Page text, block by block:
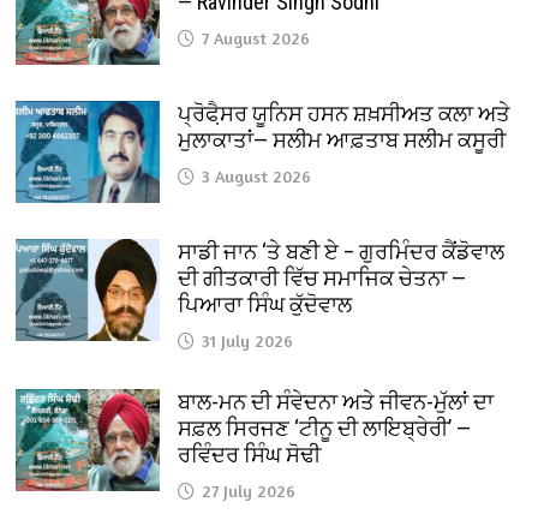
7 August 2026
ਪ੍ਰੋਫੈ਼ਸਰ ਯੂਨਿਸ ਹਸਨ ਸ਼ਖ਼ਸੀਅਤ ਕਲਾ ਅਤੇ
ਮੁਲਾਕਾਤਾਂ— ਸਲੀਮ ਆਫ਼ਤਾਬ ਸਲੀਮ ਕਸੂਰੀ
3 August 2026
ਸਾਡੀ ਜਾਨ ‘ਤੇ ਬਣੀ ਏ – ਗੁਰਮਿੰਦਰ ਕੈਂਡੋਵਾਲ
ਦੀ ਗੀਤਕਾਰੀ ਵਿੱਚ ਸਮਾਜਿਕ ਚੇਤਨਾ —
ਪਿਆਰਾ ਸਿੰਘ ਕੁੱਦੋਵਾਲ
31 July 2026
ਬਾਲ-ਮਨ ਦੀ ਸੰਵੇਦਨਾ ਅਤੇ ਜੀਵਨ-ਮੁੱਲਾਂ ਦਾ
ਸਫ਼ਲ ਸਿਰਜਣ ‘ਟੀਨੂ ਦੀ ਲਾਇਬ੍ਰੇਰੀ’ —
ਰਵਿੰਦਰ ਸਿੰਘ ਸੋਢੀ
27 July 2026